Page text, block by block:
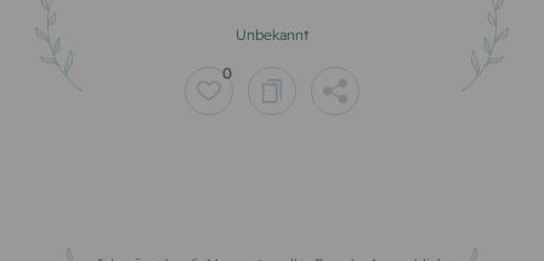
Unbekannt
0